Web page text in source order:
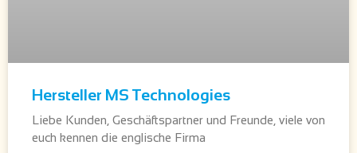
Hersteller MS Technologies
Liebe Kunden, Geschäftspartner und Freunde, viele von
euch kennen die englische Firma